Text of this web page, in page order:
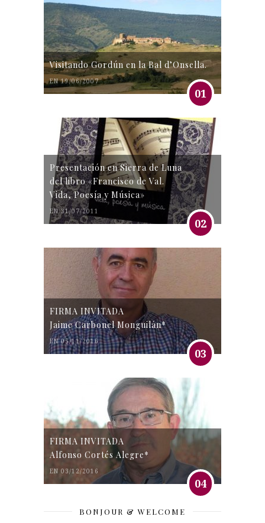
Visitando Gordún en la Bal d’Onsella.
EN 19/06/2007
01
Presentación en Sierra de Luna
del libro «Francisco de Val.
Vida, Poesía y Música»
EN 31/07/2011
02
FIRMA INVITADA
Jaime Carbonel Monguilán*
EN 05/11/2016
03
FIRMA INVITADA
Alfonso Cortés Alegre*
EN 03/12/2016
04
BONJOUR & WELCOME